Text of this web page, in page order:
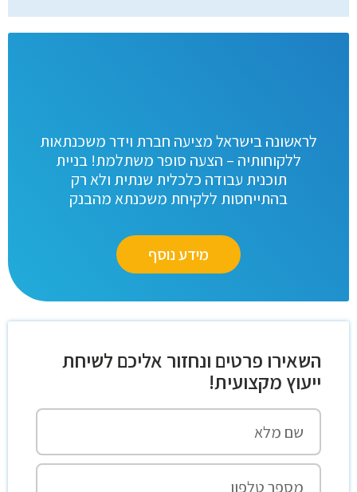
לראשונה בישראל מציעה חברת וידר משכנתאות
ללקוחותיה – הצעה סופר משתלמת! בניית
תוכנית עבודה כלכלית שנתית ולא רק
בהתייחסות ללקיחת משכנתא מהבנק
מידע נוסף
השאירו פרטים ונחזור אליכם לשיחת
ייעוץ מקצועית!